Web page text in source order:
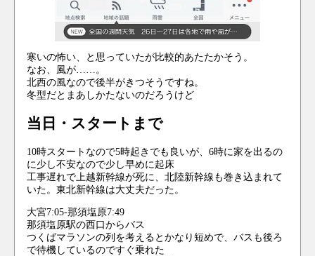
寒いの怖い、と思っていたが比較的あたたかそう。
なお、風が……。
北西の風なので後半がきつそうですね。
冬型だとまあしかたないのだろうけど
当日・スタートまで
10時スタートなので5時起きでも良いが、6時に家を出るの
に少し不安なので少し早めに起床
工事遅れで上越新幹線が死に、北陸新幹線も巻き込まれて
いた。東北新幹線は大丈夫だった。
大宮7:05-那須塩原7:49
那須塩原駅の西口からバス
つくばマラソンの列を考えるとかなり短めで、バスも後ろ
で待機しているのですぐ乗れた